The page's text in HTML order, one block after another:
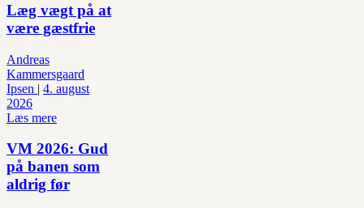
Læg vægt på at
være gæstfrie
Andreas
Kammersgaard
Ipsen | 4. august
2026
Læs mere
VM 2026: Gud
på banen som
aldrig før